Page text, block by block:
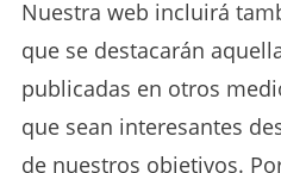
Nuestra web incluirá
que se destacarán
publicadas en otros
que sean interesantes
de nuestros objetivos.